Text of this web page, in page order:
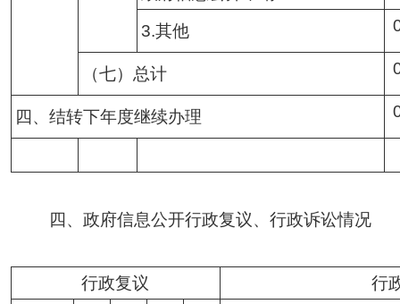
3.其他
（七）总计
四、结转下年度继续办理
四、政府信息公开行政复议、行政诉讼情况
行政复议 行